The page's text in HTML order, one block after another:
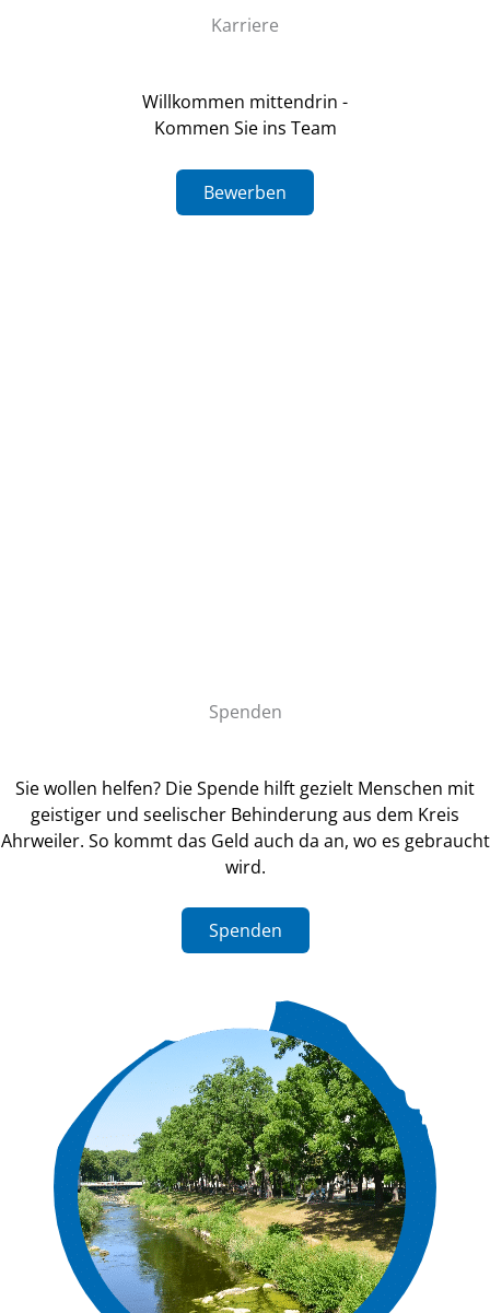
Ahrweiler. So kommt das Geld auch da an, wo es gebraucht
wird.
Spenden
Flut
Trauer, Zerstörung und wie es danach weiterging - Wie die
Lebenshilfe nach der Flutkatastrophe 2021 gehandelt hat
und langsam wieder auf die Beine kommt.
Lesen Sie hier mehr
Kooperationspartner